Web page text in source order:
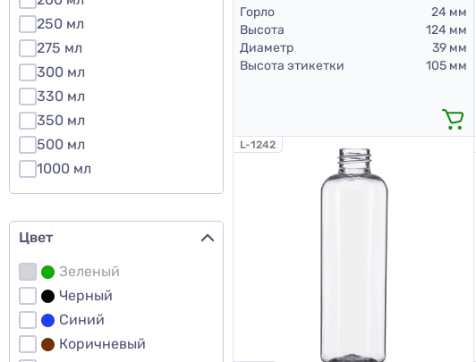
250 мл
275 мл
300 мл
330 мл
350 мл
500 мл
1000 мл
Цвет
Зеленый
Черный
Синий
Коричневый
Горло
24 мм
Высота
124 мм
Диаметр
39 мм
Высота этикетки
105 мм
L-1242